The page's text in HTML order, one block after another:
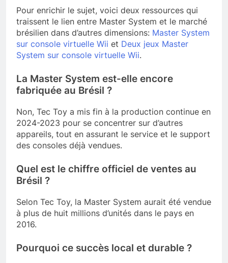
Pour enrichir le sujet, voici deux ressources qui
traissent le lien entre Master System et le marché
brésilien dans d’autres dimensions: Master System
sur console virtuelle Wii et Deux jeux Master
System sur console virtuelle Wii.
La Master System est-elle encore
fabriquée au Brésil ?
Non, Tec Toy a mis fin à la production continue en
2024-2023 pour se concentrer sur d’autres
appareils, tout en assurant le service et le support
des consoles déjà vendues.
Quel est le chiffre officiel de ventes au
Brésil ?
Selon Tec Toy, la Master System aurait été vendue
à plus de huit millions d’unités dans le pays en
2016.
Pourquoi ce succès local et durable ?